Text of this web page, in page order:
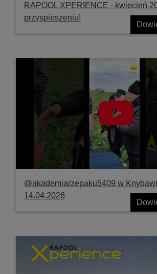
RAPOOL XPERIENCE - kwiecień
przyspieszeniu!
@akademiarzepaku5409 w
14.04.2026